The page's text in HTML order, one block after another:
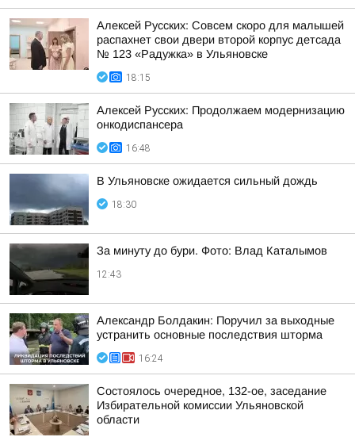
Алексей Русских: Совсем скоро для малышей
распахнет свои двери второй корпус детсада
№ 123 «Радужка» в Ульяновске
18:15
Алексей Русских: Продолжаем модернизацию
онкодиспансера
16:48
В Ульяновске ожидается сильный дождь
18:30
За минуту до бури. Фото: Влад Каталымов
12:43
Александр Болдакин: Поручил за выходные
устранить основные последствия шторма
16:24
Состоялось очередное, 132-ое, заседание
Избирательной комиссии Ульяновской
области